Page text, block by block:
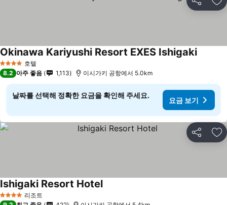
공유 즐
4 성급 호텔
Okinawa Kariyushi Resort EXES Ishigaki요금 보
8.2 아주 좋음 1,113 이시가키 공항에서 5.0km
날짜를 선택해 정확한 요금을 확인해 주세요.
요금 보기
공유 즐
4 성급 리조트
Ishigaki Resort Hotel요금 보기